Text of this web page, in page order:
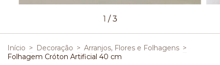
1 /3
Início > Decoração > Arranjos, Flores e Folhagens >
Folhagem Cróton Artificial 40 cm